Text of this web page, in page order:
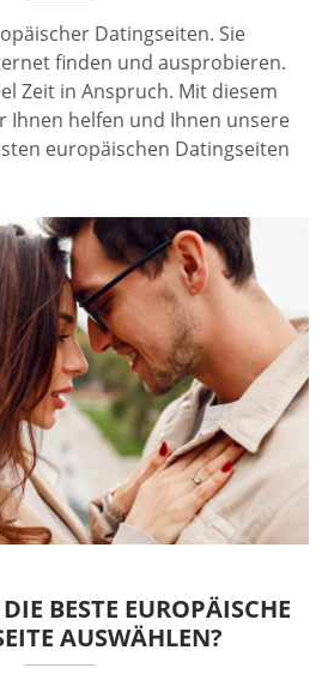
Datingseiten. Sie
finden und ausprobieren.
Zeit in Anspruch. Mit diesem
Ihnen helfen und Ihnen unsere
europäischen Datingseiten
BESTE EUROPÄISCHE
AUSWÄHLEN?